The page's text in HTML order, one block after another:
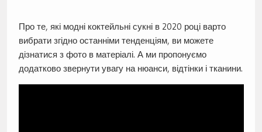
Про те, які модні коктейльні сукні в 2020 році варто
вибрати згідно останніми тенденціям, ви можете
дізнатися з фото в матеріалі. А ми пропонуємо
додатково звернути увагу на нюанси, відтінки і тканини.